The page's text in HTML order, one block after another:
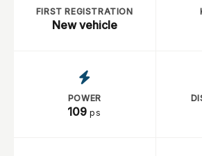
FIRST REGISTRATION
New vehicle
POWER
109ps